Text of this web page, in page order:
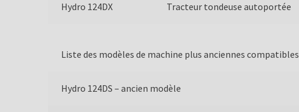
Hydro 124DX Tracteur tondeuse autoportée
Liste des modèles de machine plus anciennes compatibles
Hydro 124DS – ancien modèle